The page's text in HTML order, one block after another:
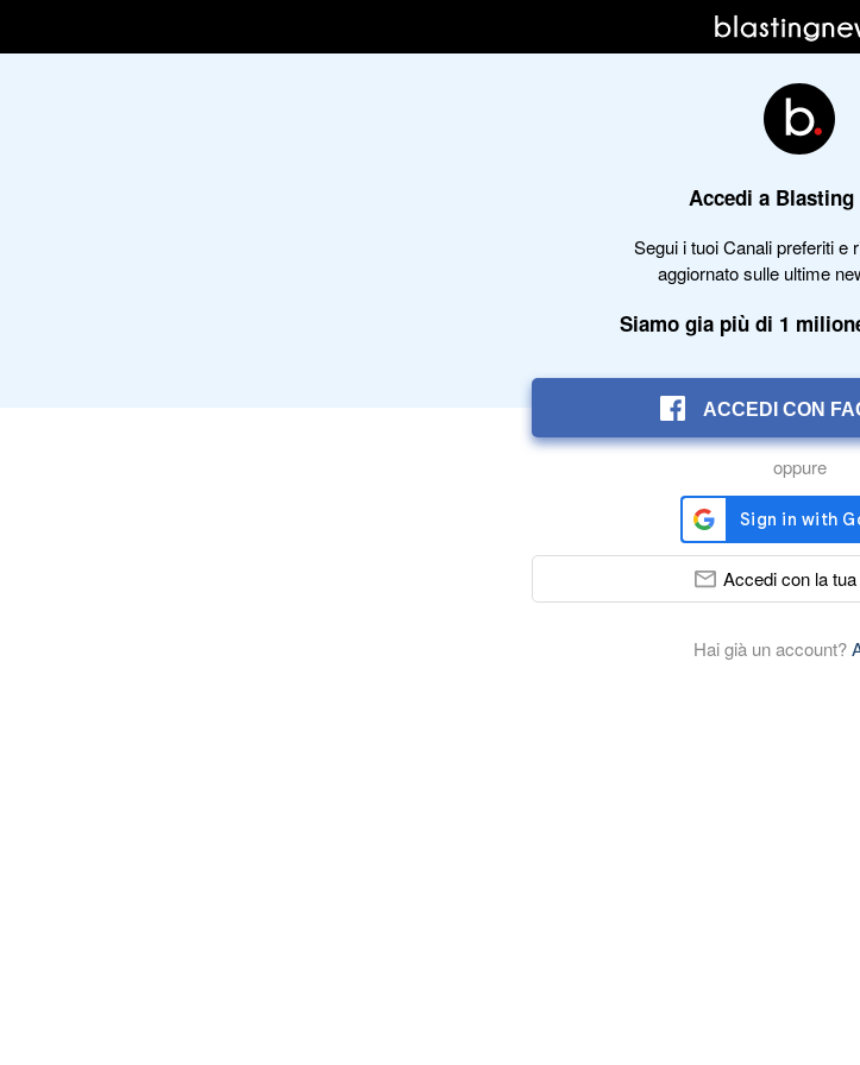
Accedi a Blasting
Segui i tuoi Canali preferiti e
aggiornato sulle ultime
Siamo gia più di 1
ACCEDI CON
oppure
Accedi con la
Hai già un account?